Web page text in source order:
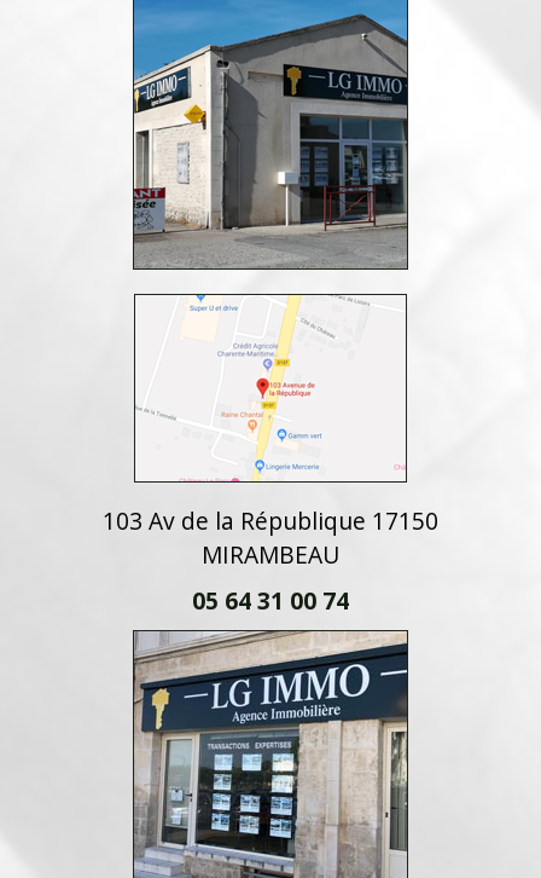
103 Av de la République 17150
MIRAMBEAU
05 64 31 00 74